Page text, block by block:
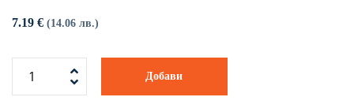
7.19 € (14.06 лв.)
Добави